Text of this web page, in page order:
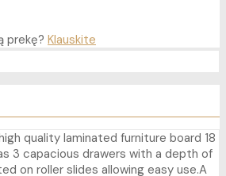
prekę? Klauskite
quality laminated furniture board 18
3 capacious drawers with a depth of
on roller slides allowing easy use.A